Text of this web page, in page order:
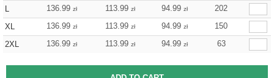
L
136.99 zł 113.99 zł 94.99 zł
202
XL
136.99 zł 113.99 zł 94.99 zł
150
2XL
136.99 zł 113.99 zł 94.99 zł 63